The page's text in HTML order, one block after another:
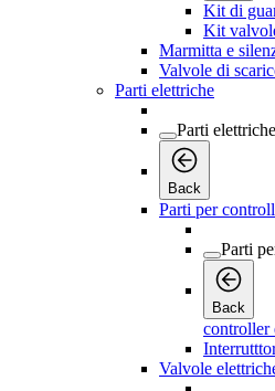
Kit di
Kit
Marmitta e
Valvole di
Parti elettriche
Parti elettriche
Back
Parti per
Parti
Back
controller
Valvole